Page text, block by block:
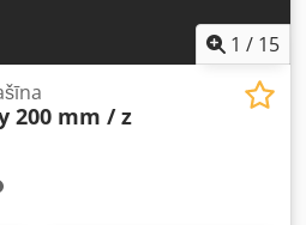
1 / 15
200 mm / z